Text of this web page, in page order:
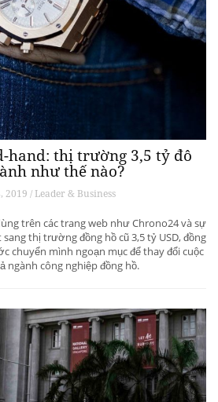
hand: thị trường 3,5 tỷ đô
như thế nào?
2019 / Leader & Business
trên các trang web như Chrono24 và sự
thị trường đồng hồ cũ 3,5 tỷ USD, đồng
chuyển mình ngoạn mục để thay đổi cuộc
ngành công nghiệp đồng hồ.